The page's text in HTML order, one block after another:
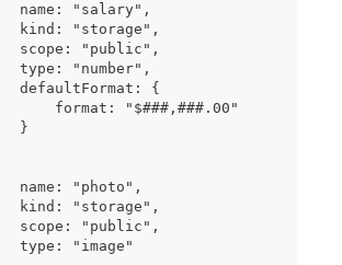
name: "salary",
kind: "storage",
scope: "public",
type: "number",
defaultFormat: {
format: "$###,###.00"
}
name: "photo",
kind: "storage",
scope: "public",
type: "image"